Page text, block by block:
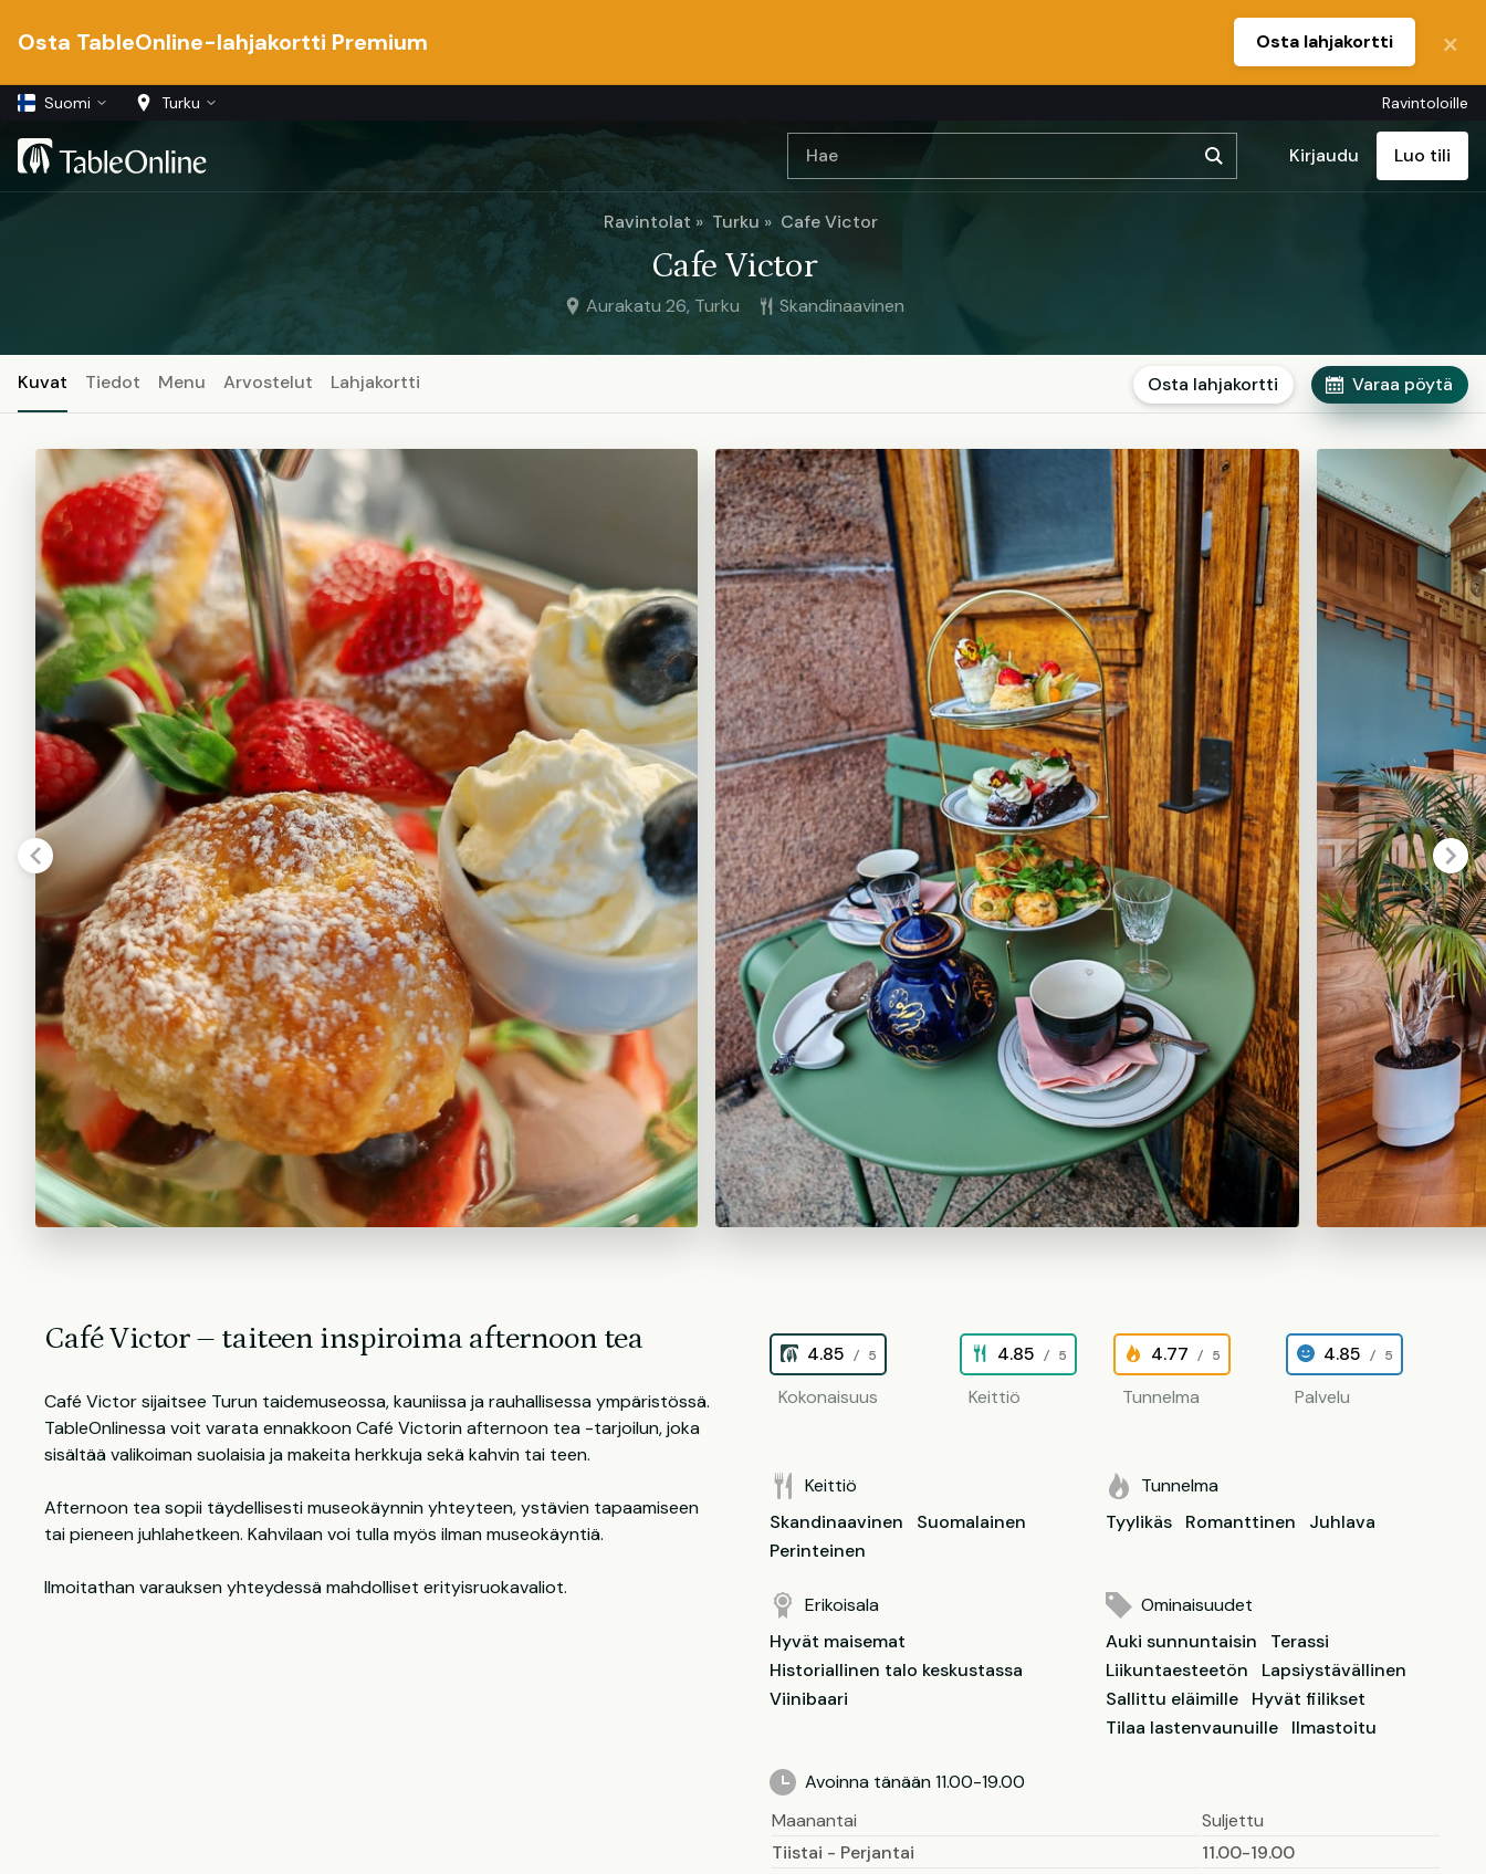
Osta TableOnline-lahjakortti Premium Osta lahjakortti
Suomi Turku Ravintoloille
Kirjaudu Luo tili
Ravintolat Turku Cafe Victor
Cafe Victor
Aurakatu 26, Turku Skandinaavinen
Kuvat Tiedot Menu Arvostelut Lahjakortti Varaa pöytä
Osta lahjakortti
Café Victor – taiteen inspiroima afternoon tea
Café Victor sijaitsee Turun taidemuseossa, kauniissa ja rauhallisessa ympäristössä.
TableOnlinessa voit varata ennakkoon Café Victorin afternoon tea -tarjoilun, joka
sisältää valikoiman suolaisia ja makeita herkkuja sekä kahvin tai teen.
Afternoon tea sopii täydellisesti museokäynnin yhteyteen, ystävien tapaamiseen
tai pieneen juhlahetkeen. Kahvilaan voi tulla myös ilman museokäyntiä.
Ilmoitathan varauksen yhteydessä mahdolliset erityisruokavaliot.
4.85 / 5
Kokonaisuus
4.85 / 5
Keittiö
4.77 / 5
Tunnelma
4.85 / 5
Palvelu
Keittiö
Skandinaavinen
Suomalainen
Perinteinen
Tunnelma
Tyylikäs
Romanttinen Juhlava
Erikoisala
Hyvät maisemat
Historiallinen talo keskustassa
Viinibaari
Ominaisuudet
Auki sunnuntaisin
Terassi
Liikuntaesteetön
Lapsiystävällinen
Sallittu eläimille
Hyvät fiilikset
Tilaa lastenvaunuille
Ilmastoitu
Avoinna tänään 11.00-19.00
Maanantai
Suljettu
Tiistai - Perjantai
11.00-19.00